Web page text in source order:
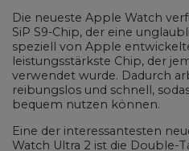
Die neueste Apple Watch
SiP S9-Chip, der eine
speziell von Apple
leistungsstärkste Chip, der
verwendet wurde. Dadurch
reibungslos und schnell,
bequem nutzen können.
Eine der interessantesten
Watch Ultra 2 ist die Double-